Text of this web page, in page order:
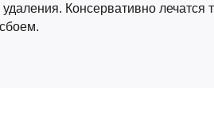
Консервативно лечатся